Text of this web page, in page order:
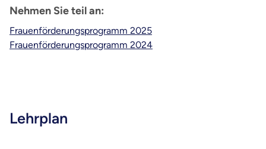
Nehmen Sie teil an:
Frauenförderungsprogramm 2025
Frauenförderungsprogramm 2024
Lehrplan